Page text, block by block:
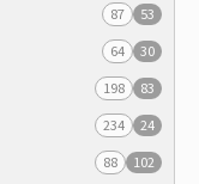
87
53
64
30
198
83
234
24
88 102